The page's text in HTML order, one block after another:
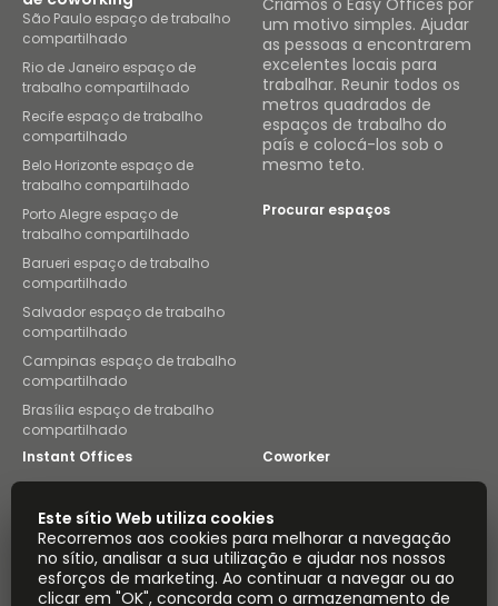
São Paulo espaço de trabalho
compartilhado
Rio de Janeiro espaço de
trabalho compartilhado
Recife espaço de trabalho
compartilhado
Belo Horizonte espaço de
trabalho compartilhado
Porto Alegre espaço de
trabalho compartilhado
Barueri espaço de trabalho
compartilhado
Salvador espaço de trabalho
compartilhado
Campinas espaço de trabalho
compartilhado
Brasília espaço de trabalho
compartilhado
Criámos o Easy Offices por
um motivo simples. Ajudar
as pessoas a encontrarem
excelentes locais para
trabalhar. Reunir todos os
metros quadrados de
espaços de trabalho do
país e colocá-los sob o
mesmo teto.
Procurar espaços
Instant Offices Coworker
Coworkintel Davinci Meeting Rooms
Davinci Virtual Incendium
Este sítio Web utiliza cookies
Recorremos aos cookies para melhorar a navegação
no sítio, analisar a sua utilização e ajudar nos nossos
esforços de marketing. Ao continuar a navegar ou ao
clicar em "OK", concorda com o armazenamento de